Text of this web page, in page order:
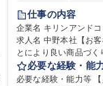
土日祝休み
仕事の内容
企業名 キリンアンド
求人名 中野本社【お
とにより良い商品づくりへ貢献 仕事
ュニケーションを通し
せんか？★≫ お客様の
必要な経験・能
必要な経験・能力等